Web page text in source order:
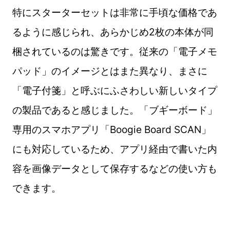
特にスターターセットは非常に手頃な価格であ
るように感じられ、あらかじめ2枚の本体が同
梱されているのは驚きです。従来の「電子メモ
パッド」のイメージとはまた異なり、まさに
「電子付箋」と呼ぶにふさわしい新しいタイプ
の製品であると感じました。「ブギーボード」
専用のスマホアプリ「Boogie Board SCAN」
にも対応しているため、アプリ経由で書いた内
容を画像データとして保存するなどの使い方も
できます。